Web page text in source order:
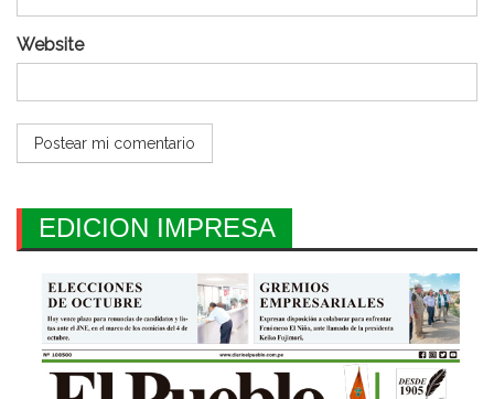
Website
EDICION IMPRESA